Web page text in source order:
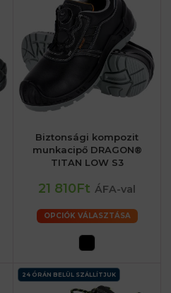
Biztonsági kompozit
munkacipő DRAGON®
TITAN LOW S3
21 810Ft ÁFA-val
OPCIÓK VÁLASZTÁSA
24 ÓRÁN BELÜL SZÁLLÍTJUK